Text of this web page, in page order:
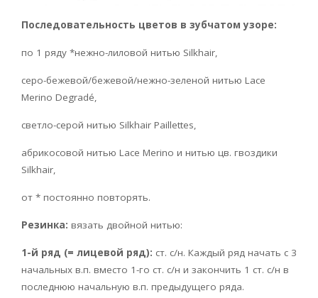
Последовательность цветов в зубчатом узоре:
по 1 ряду *нежно-лиловой нитью Silkhair,
серо-бежевой/бежевой/нежно-зеленой нитью Lace
Merino Degradé,
светло-серой нитью Silkhair Paillettes,
абрикосовой нитью Lace Merino и нитью цв. гвоздики
Silkhair,
от * постоянно повторять.
Резинка: вязать двойной нитью:
1-й ряд (= лицевой ряд): ст. с/н. Каждый ряд начать с 3
начальных в.п. вместо 1-го ст. с/н и закончить 1 ст. с/н в
последнюю начальную в.п. предыдущего ряда.